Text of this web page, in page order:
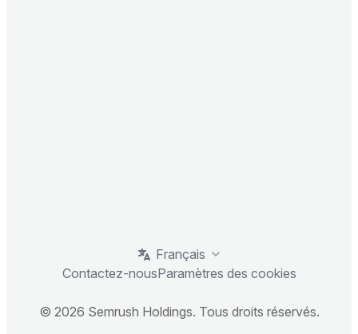
Français
Contactez-nousParamètres des cookies
© 2026 Semrush Holdings. Tous droits réservés.